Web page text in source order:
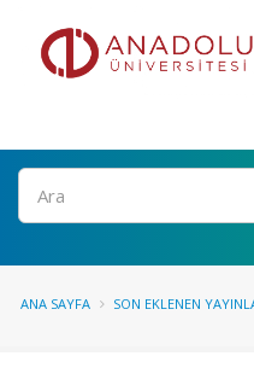
Ara
ANA SAYFA SON EKLENEN